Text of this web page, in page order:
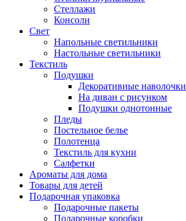
Стеллажи
Консоли
Свет
Напольные светильники
Настольные светильники
Текстиль
Подушки
Декоративные наволочки
На диван с рисунком
Подушки однотонные
Пледы
Постельное белье
Полотенца
Текстиль для кухни
Салфетки
Ароматы для дома
Товары для детей
Подарочная упаковка
Подарочные пакеты
Подарочные коробки